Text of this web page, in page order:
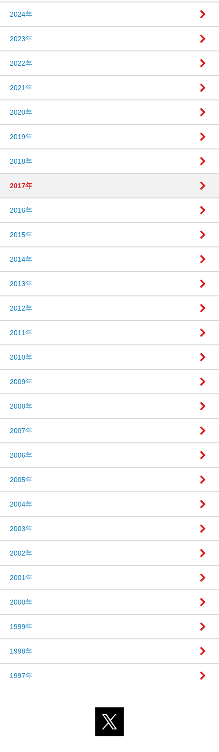
2024年
2023年
2022年
2021年
2020年
2019年
2018年
2017年
2016年
2015年
2014年
2013年
2012年
2011年
2010年
2009年
2008年
2007年
2006年
2005年
2004年
2003年
2002年
2001年
2000年
1999年
1998年
1997年